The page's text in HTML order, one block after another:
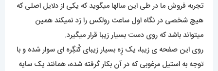
تجربه فروش ما در طی این سالها میگوید که یکی از دلایل اصلی که
هیچ شخصی در نگاه اول ساعت رولکس را رَد نمیکند همین
میتواند باشد که روی دست بسیار زیبا قرار میگیرد.
روی این صفحه ی زیبا، یک زِه بسیار زیبای کُنگِره ای سوار شده و با
توجه به استیل مرغوبی که در آن بکار گرفته شده، همانند یک سایه